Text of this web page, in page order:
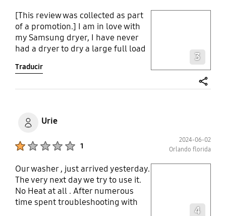
[This review was collected as part
of a promotion.] I am in love with
my Samsung dryer, I have never
had a dryer to dry a large full load
My favorite preset settings are
towels actually come out feeling
quality. With having a large family
of 7 I can quickly dry at the
clothes in no time. I would
anyone on the market that’s
looking for something compact,
efficient and well designed. It is
very user-friendly and I have even
Traducir
3
Urie
1
2024-06-02
Orlando florida
Our washer , just arrived yesterday.
The very next day we try to use it.
No Heat at all . After numerous
time spent troubleshooting with
4